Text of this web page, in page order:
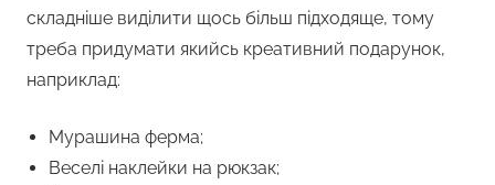
складніше виділити щось більш підходяще, тому
треба придумати якийсь креативний подарунок,
наприклад:
Мурашина ферма;
Веселі наклейки на рюкзак;